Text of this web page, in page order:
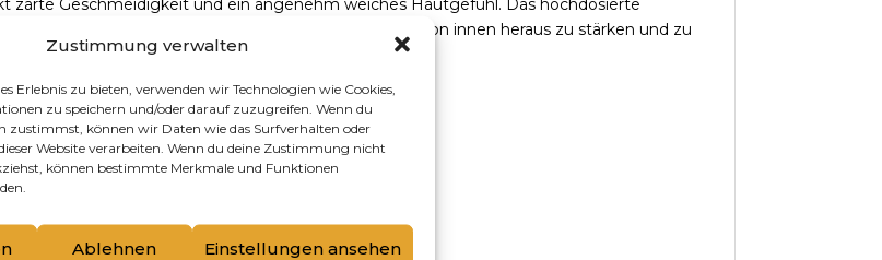
Zustimmung verwalten
Erlebnis zu bieten, verwenden wir Technologien wie Cookies,
zu speichern und/oder darauf zuzugreifen. Wenn du
zustimmst, können wir Daten wie das Surfverhalten oder
Website verarbeiten. Wenn du deine Zustimmung nicht
können bestimmte Merkmale und Funktionen
Ablehnen Einstellungen ansehen
zarte Geschmeidigkeit und ein angenehm weiches Hautgefühl. Das hochdosierte
einzudringen und wichtige Hautfunktionen von innen heraus zu stärken und zu